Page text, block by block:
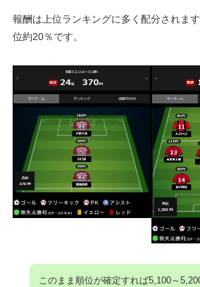
報酬は上位ランキングに多く配分されま
位約20％です。
このまま順位が確定すれば5,100～